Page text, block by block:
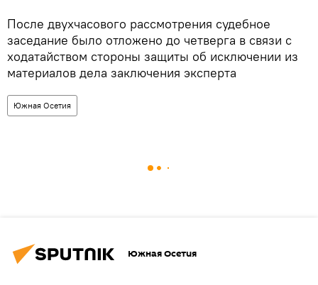
После двухчасового рассмотрения судебное
заседание было отложено до четверга в связи с
ходатайством стороны защиты об исключении из
материалов дела заключения эксперта
Южная Осетия
Южная Осетия